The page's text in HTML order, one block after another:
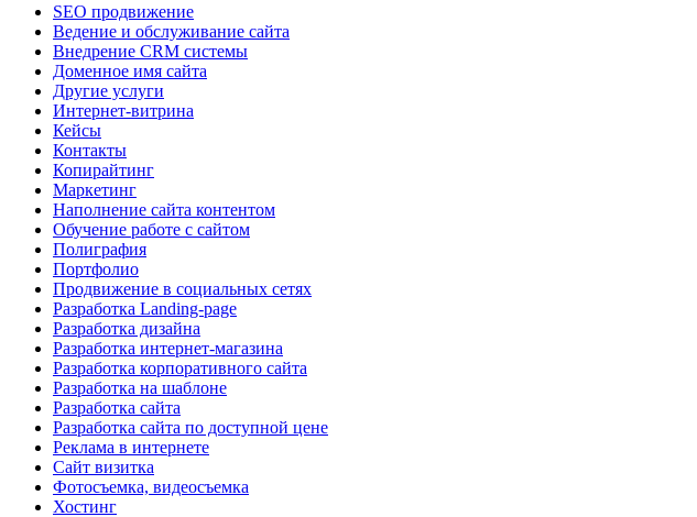
SEO продвижение
Ведение и обслуживание сайта
Внедрение CRM системы
Доменное имя сайта
Другие услуги
Интернет-витрина
Кейсы
Контакты
Копирайтинг
Маркетинг
Наполнение сайта контентом
Обучение работе с сайтом
Полиграфия
Портфолио
Продвижение в социальных сетях
Разработка Landing-page
Разработка дизайна
Разработка интернет-магазина
Разработка корпоративного сайта
Разработка на шаблоне
Разработка сайта
Разработка сайта по доступной цене
Реклама в интернете
Сайт визитка
Фотосъемка, видеосъемка
Хостинг